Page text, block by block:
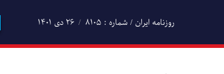
روزنامه ایران / شماره : 8105 ۲۶ دی ۱۴۰۱